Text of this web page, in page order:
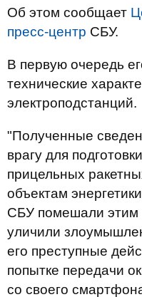
Об этом сообщает
пресс-центр СБУ.
В первую очередь
технические
электроподстанций.
"Полученные
врагу для
прицельных
объектам
СБУ помешали этим
уличили
его преступные
попытке передачи
со своего